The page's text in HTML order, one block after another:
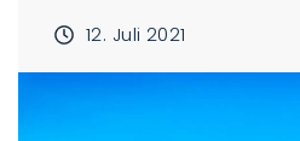
12. Juli 2021